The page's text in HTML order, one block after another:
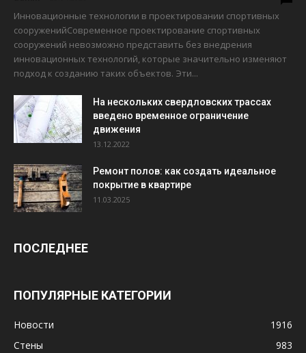
Инновационные технологии в проектировании спортивных
сооруженийСовременное проектирование спортивных
сооружений невозможно представить без внедрения
инновационных технологий, которые значительно изменяют
подход к созданию таких объектов. Эти...
На нескольких свердловских трассах
введено временное ограничение
движения
13.12.2022
Ремонт полов: как создать идеальное
покрытие в квартире
11.03.2025
ПОСЛЕДНЕЕ
ПОПУЛЯРНЫЕ КАТЕГОРИИ
Новости
1916
Стены
983